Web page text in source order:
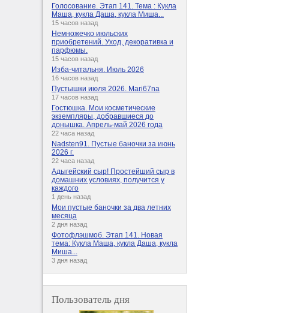
Голосование. Этап 141. Тема : Кукла
Маша, кукла Даша, кукла Миша...
15 часов назад
Немножечко июльских
приобретений. Уход, декоративка и
парфюмы.
15 часов назад
Изба-читальня. Июль 2026
16 часов назад
Пустышки июля 2026. Mari67na
17 часов назад
Гостюшка. Мои косметические
экземпляры, добравшиеся до
донышка. Апрель-май 2026 года
22 часа назад
Nadsten91. Пустые баночки за июнь
2026 г.
22 часа назад
Адыгейский сыр! Простейший сыр в
домашних условиях, получится у
каждого
1 день назад
Мои пустые баночки за два летних
месяца
2 дня назад
Фотофлэшмоб. Этап 141. Новая
тема: Кукла Маша, кукла Даша, кукла
Миша...
3 дня назад
Пользователь дня